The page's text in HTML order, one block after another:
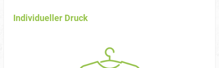
Individueller Druck